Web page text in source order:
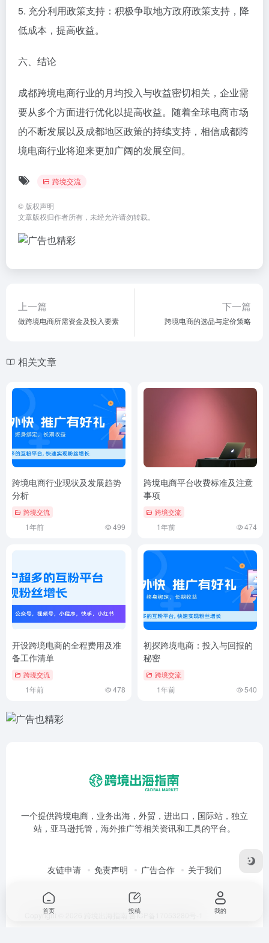
5. 充分利用政策支持：积极争取地方政府政策支持，降
低成本，提高收益。
六、结论
成都跨境电商行业的月均投入与收益密切相关，企业需
要从多个方面进行优化以提高收益。随着全球电商市场
的不断发展以及成都地区政策的持续支持，相信成都跨
境电商行业将迎来更加广阔的发展空间。
跨境交流
© 版权声明
文章版权归作者所有，未经允许请勿转载。
上一篇
做跨境电商所需资金及投入要素
下一篇
跨境电商的选品与定价策略
相关文章
跨境电商行业现状及发展趋势
分析
跨境交流
1年前 499
跨境电商平台收费标准及注意
事项
跨境交流
1年前 474
开设跨境电商的全程费用及准
备工作清单
跨境交流
1年前 478
初探跨境电商：投入与回报的
秘密
跨境交流
1年前 540
一个提供跨境电商，业务出海，外贸，进出口，国际站，独立
站，亚马逊托管，海外推广等相关资讯和工具的平台。
友链申请 免责声明 广告合作 关于我们
Copyright © 2026 鲁ICP备17053280号-1
首页 投稿 我的